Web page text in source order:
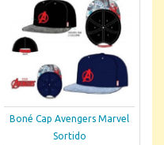
Boné Cap Avengers Marvel
Sortido